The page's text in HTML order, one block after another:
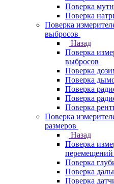
Поверка
Поверка
Поверка
выбросов
Назад
Поверка
выбросов
Поверка
Поверка
Поверка
Поверка
Поверка
Поверка
размеров
Назад
Поверка
перемещений
Поверка
Поверка
Поверка